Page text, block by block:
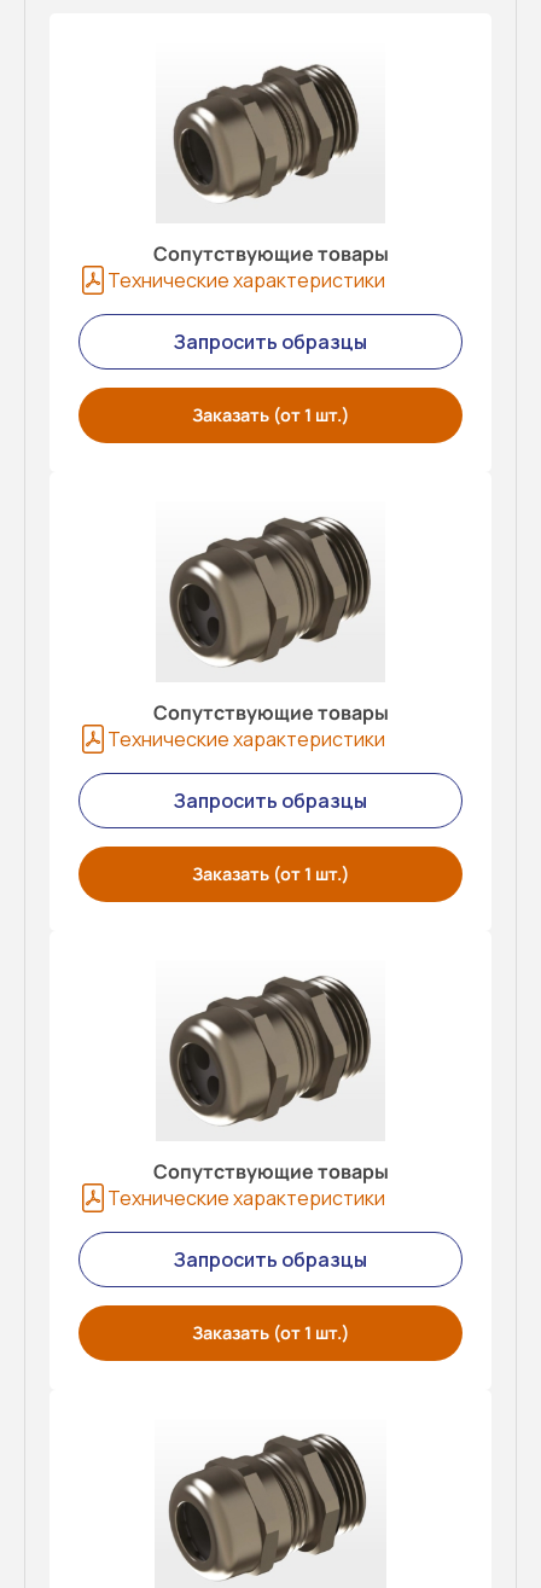
Сопутствующие товары
Технические характеристики
Запросить образцы
Заказать (от 1 шт.)
Сопутствующие товары
Технические характеристики
Запросить образцы
Заказать (от 1 шт.)
Сопутствующие товары
Технические характеристики
Запросить образцы
Заказать (от 1 шт.)